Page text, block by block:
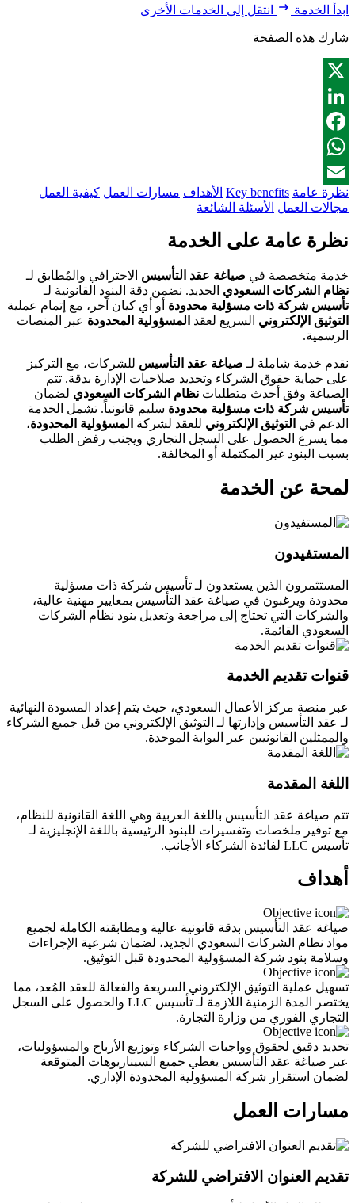
ابدأ الخدمة
انتقل إلى الخدمات الأخرى
شارك هذه الصفحة
X
LinkedIn
Facebook
WhatsApp
Email
نظرة عامة Key benefits الأهداف مسارات العمل كيفية العمل
مجالات العمل الأسئلة الشائعة
نظرة عامة على الخدمة
خدمة متخصصة في صياغة عقد التأسيس الاحترافي والمُطابق لـ
نظام الشركات السعودي الجديد. نضمن دقة البنود القانونية لـ
تأسيس شركة ذات مسؤلية محدودة أو أي كيان آخر، مع إتمام عملية
التوثيق الإلكتروني السريع لعقد المسؤولية المحدودة عبر المنصات
الرسمية.
نقدم خدمة شاملة لـ صياغة عقد التأسيس للشركات، مع التركيز
على حماية حقوق الشركاء وتحديد صلاحيات الإدارة بدقة. تتم
الصياغة وفق أحدث متطلبات نظام الشركات السعودي لضمان
تأسيس شركة ذات مسؤلية محدودة سليم قانونياً. تشمل الخدمة
الدعم في التوثيق الإلكتروني للعقد لشركة المسؤولية المحدودة،
مما يسرع الحصول على السجل التجاري ويجنب رفض الطلب
بسبب البنود غير المكتملة أو المخالفة.
لمحة عن الخدمة
المستفيدون
المستثمرون الذين يستعدون لـ تأسيس شركة ذات مسؤلية
محدودة ويرغبون في صياغة عقد التأسيس بمعايير مهنية عالية،
والشركات التي تحتاج إلى مراجعة وتعديل بنود نظام الشركات
السعودي القائمة.
قنوات تقديم الخدمة
عبر منصة مركز الأعمال السعودي، حيث يتم إعداد المسودة النهائية
لـ عقد التأسيس وإدارتها لـ التوثيق الإلكتروني من قبل جميع الشركاء
والممثلين القانونيين عبر البوابة الموحدة.
اللغة المقدمة
تتم صياغة عقد التأسيس باللغة العربية وهي اللغة القانونية للنظام،
مع توفير ملخصات وتفسيرات للبنود الرئيسية باللغة الإنجليزية لـ
تأسيس LLC لفائدة الشركاء الأجانب.
أهداف
صياغة عقد التأسيس بدقة قانونية عالية ومطابقته الكاملة لجميع
مواد نظام الشركات السعودي الجديد، لضمان شرعية الإجراءات
وسلامة بنود شركة المسؤولية المحدودة قبل التوثيق.
تسهيل عملية التوثيق الإلكتروني السريعة والفعالة للعقد المُعد، مما
يختصر المدة الزمنية اللازمة لـ تأسيس LLC والحصول على السجل
التجاري الفوري من وزارة التجارة.
تحديد دقيق لحقوق وواجبات الشركاء وتوزيع الأرباح والمسؤوليات،
عبر صياغة عقد التأسيس يغطي جميع السيناريوهات المتوقعة
لضمان استقرار شركة المسؤولية المحدودة الإداري.
مسارات العمل
تقديم العنوان الافتراضي للشركة